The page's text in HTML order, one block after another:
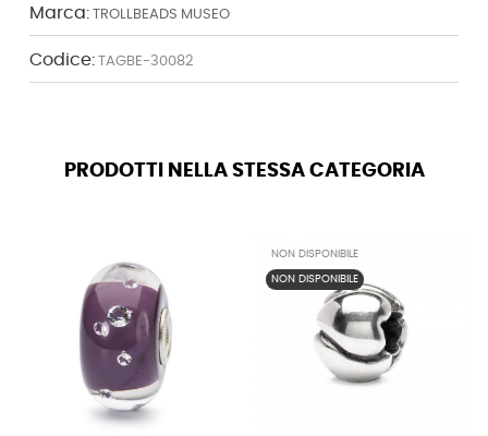
Marca: TROLLBEADS MUSEO
Codice: TAGBE-30082
PRODOTTI NELLA STESSA CATEGORIA
NON DISPONIBILE
NON DISPONIBILE